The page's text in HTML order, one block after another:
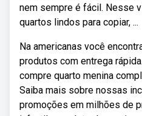
nem sempre é fácil. Nesse
quartos lindos para copiar, ...
Na americanas você
produtos com entrega
compre quarto menina
Saiba mais sobre nossas
promoções em milhões de